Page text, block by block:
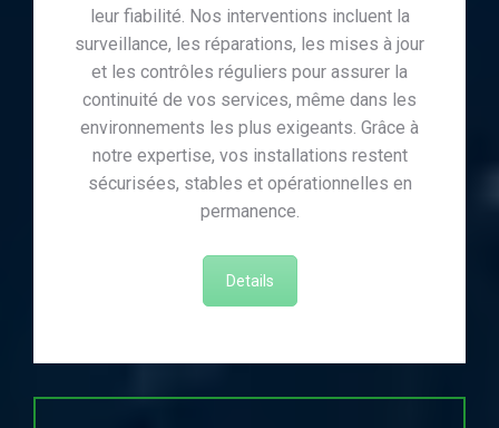
leur fiabilité. Nos interventions incluent la
surveillance, les réparations, les mises à jour
et les contrôles réguliers pour assurer la
continuité de vos services, même dans les
environnements les plus exigeants. Grâce à
notre expertise, vos installations restent
sécurisées, stables et opérationnelles en
permanence.
Details